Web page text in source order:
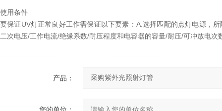
使用条件
要保证UV灯正常良好工作需保证以下要素：A.选择匹配的点灯电源，
二次电压/工作电流/绝缘系数/耐压程度和电容器的容量/耐压/可冲放电
产品：